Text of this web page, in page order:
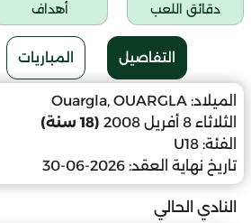
دقائق اللعب أهداف
التفاصيل المباريات
الميلاد: Ouargla, OUARGLA
الثلاثاء 8 أفريل 2008
(18 سنة)
الفئة: U18
تاريخ نهاية العقد: 2026-06-30
النادي الحالي